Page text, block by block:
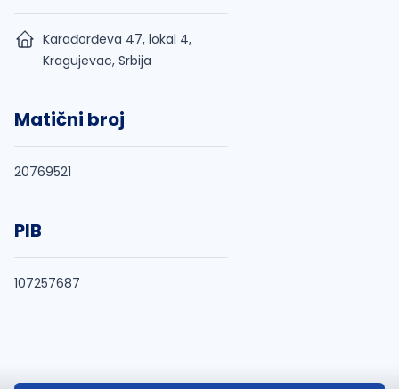
Karađorđeva 47, lokal 4,
Kragujevac, Srbija
Matični broj
20769521
PIB
107257687